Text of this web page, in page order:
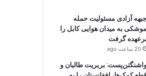
آزادی مسئولیت حمله
موشکی به میدان هوایی کابل را
گرفت
20 ساعت ago
بربریت طالبان و